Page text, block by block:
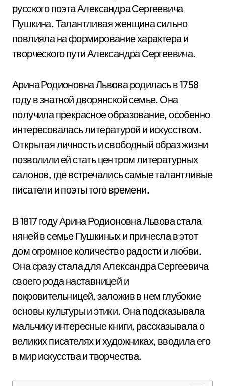
русского поэта Александра Сергеевича
Пушкина. Талантливая женщина сильно
повлияла на формирование характера и
творческого пути Александра Сергеевича.
Арина Родионовна Львова родилась в 1758
году в знатной дворянской семье. Она
получила прекрасное образование, особенно
интересовалась литературой и искусством.
Открытая личность и свободный образ жизни
позволили ей стать центром литературных
салонов, где встречались самые талантливые
писатели и поэты того времени.
В 1817 году Арина Родионовна Львова стала
няней в семье Пушкиных и принесла в этот
дом огромное количество радости и любви.
Она сразу стала для Александра Сергеевича
своего рода наставницей и
покровительницей, заложив в нем глубокие
основы культуры и этики. Она подсказывала
мальчику интересные книги, рассказывала о
великих писателях и художниках, вводила его
в мир искусства и творчества.